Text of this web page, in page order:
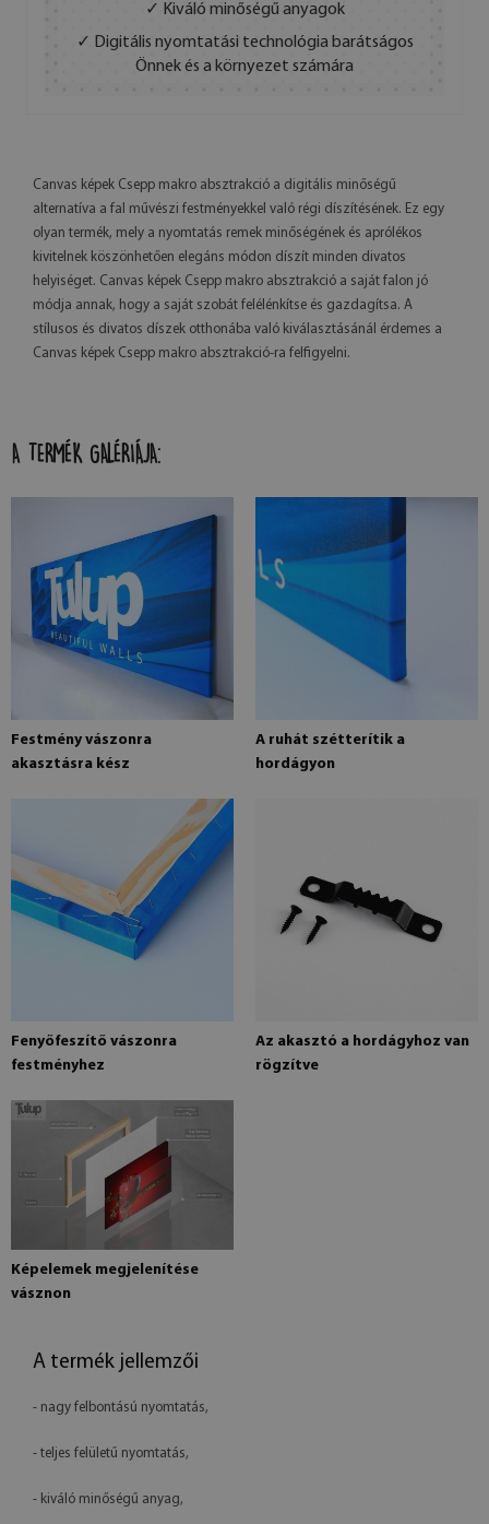
✓ Kiváló minőségű anyagok
✓ Digitális nyomtatási technológia barátságos
Önnek és a környezet számára
Canvas képek Csepp makro absztrakció a digitális minőségű
alternatíva a fal művészi festményekkel való régi díszítésének. Ez egy
olyan termék, mely a nyomtatás remek minőségének és aprólékos
kivitelnek köszönhetően elegáns módon díszít minden divatos
helyiséget. Canvas képek Csepp makro absztrakció a saját falon jó
módja annak, hogy a saját szobát felélénkítse és gazdagítsa. A
stílusos és divatos díszek otthonába való kiválasztásánál érdemes a
Canvas képek Csepp makro absztrakció-ra felfigyelni.
A TERMÉK GALÉRIÁJA:
Festmény vászonra
akasztásra kész
A ruhát szétterítik a
hordágyon
Fenyőfeszítő vászonra
festményhez
Az akasztó a hordágyhoz van
rögzítve
Képelemek megjelenítése
vásznon
A termék jellemzői
- nagy felbontású nyomtatás,
- teljes felületű nyomtatás,
- kiváló minőségű anyag,